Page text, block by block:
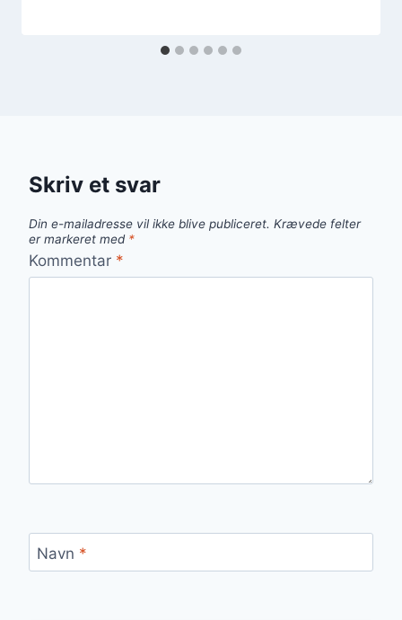
Skriv et svar
Din e-mailadresse vil ikke blive publiceret. Krævede felter
er markeret med *
Kommentar *
Navn *